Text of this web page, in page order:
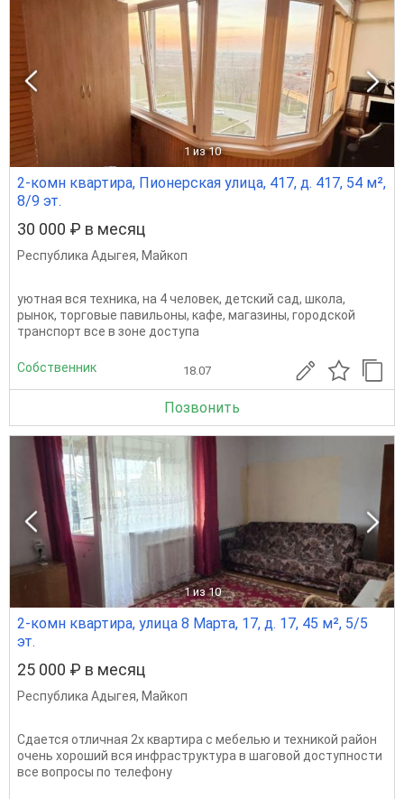
1 из 10
2-комн квартира, Пионерская улица, 417, д. 417, 54 м²,
8/9 эт.
30 000 ₽ в месяц
Республика Адыгея, Майкоп
уютная вся техника, на 4 человек, детский сад, школа,
рынок, торговые павильоны, кафе, магазины, городской
транспорт все в зоне доступа
Собственник 18.07
Позвонить
1 из 10
2-комн квартира, улица 8 Марта, 17, д. 17, 45 м², 5/5
эт.
25 000 ₽ в месяц
Республика Адыгея, Майкоп
Сдается отличная 2х квартира с мебелью и техникой район
очень хороший вся инфраструктура в шаговой доступности
все вопросы по телефону